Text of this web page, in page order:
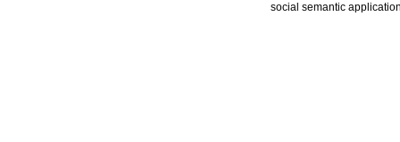
social semantic